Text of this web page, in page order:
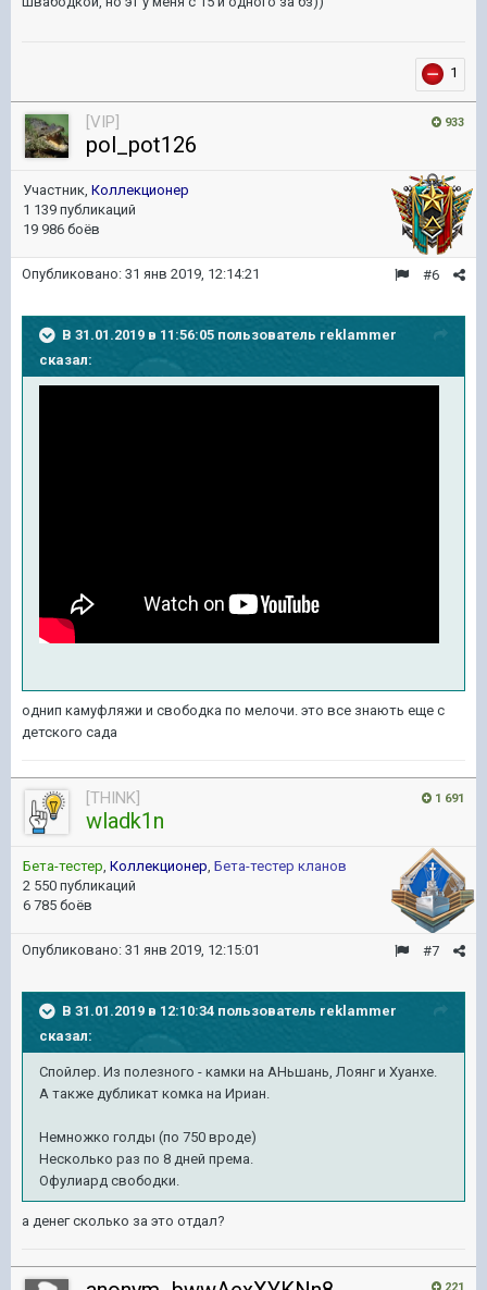
1
933
[VIP]
pol_pot126
Участник, Коллекционер
1 139 публикаций
19 986 боёв
#6
Опубликовано: 31 янв 2019, 12:14:21
В 31.01.2019 в 11:56:05 пользователь reklammer
сказал:
однип камуфляжи и свободка по мелочи. это все знають еще с
детского сада
1 691
[THINK]
wladk1n
Бета-тестер, Коллекционер, Бета-тестер кланов
2 550 публикаций
6 785 боёв
#7
Опубликовано: 31 янв 2019, 12:15:01
В 31.01.2019 в 12:10:34 пользователь reklammer
сказал:
Спойлер. Из полезного - камки на АНьшань, Лоянг и Хуанхе.
А также дубликат комка на Ириан.
Немножко голды (по 750 вроде)
Несколько раз по 8 дней према.
Офулиард свободки.
а денег сколько за это отдал?